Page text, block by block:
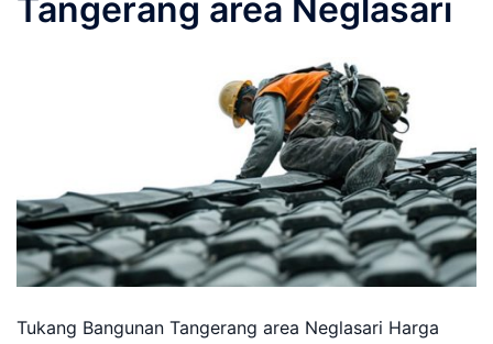
Tangerang area Neglasari
Tukang Bangunan Tangerang area Neglasari Harga